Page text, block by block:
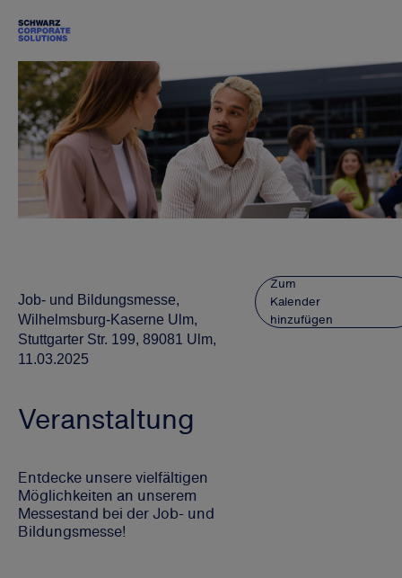
Job- und Bildungsmesse,
Wilhelmsburg-Kaserne Ulm,
Stuttgarter Str. 199, 89081 Ulm,
11.03.2025
Veranstaltung
Entdecke unsere vielfältigen
Möglichkeiten an unserem
Messestand bei der Job- und
Bildungsmesse!
Zum
Kalender
hinzufügen